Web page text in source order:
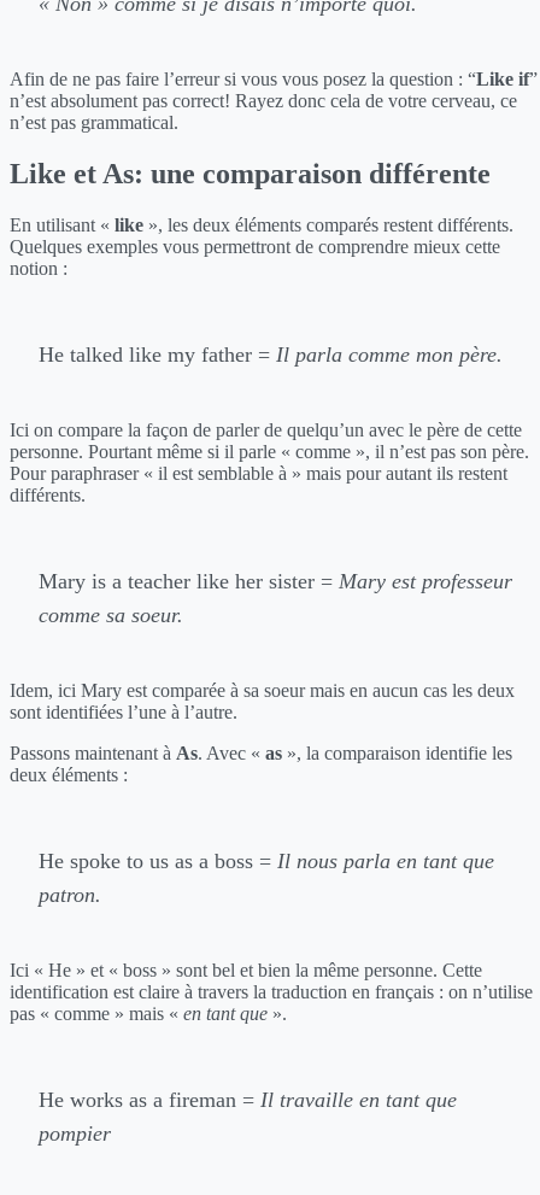
Afin de ne pas faire l’erreur si vous vous posez la question : “Like if”
n’est absolument pas correct! Rayez donc cela de votre cerveau, ce
n’est pas grammatical.
Like et As: une comparaison différente
En utilisant « like », les deux éléments comparés restent différents.
Quelques exemples vous permettront de comprendre mieux cette
notion :
He talked like my father = Il parla comme mon père.
Ici on compare la façon de parler de quelqu’un avec le père de cette
personne. Pourtant même si il parle « comme », il n’est pas son père.
Pour paraphraser « il est semblable à » mais pour autant ils restent
différents.
Mary is a teacher like her sister = Mary est professeur
comme sa soeur.
Idem, ici Mary est comparée à sa soeur mais en aucun cas les deux
sont identifiées l’une à l’autre.
Passons maintenant à As. Avec « as », la comparaison identifie les
deux éléments :
He spoke to us as a boss = Il nous parla en tant que
patron.
Ici « He » et « boss » sont bel et bien la même personne. Cette
identification est claire à travers la traduction en français : on n’utilise
pas « comme » mais « en tant que ».
He works as a fireman = Il travaille en tant que
pompier